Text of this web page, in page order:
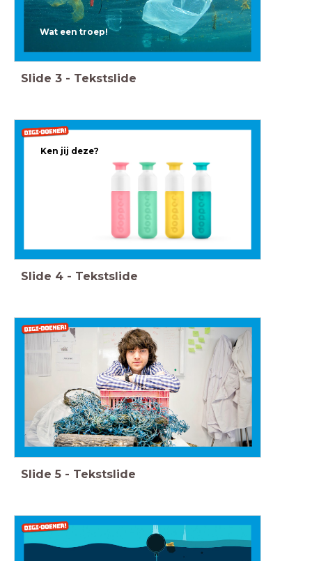
Wat een troep!
Slide 3 - Tekstslide
Ken jij deze?
Slide 4 - Tekstslide
Slide 5 - Tekstslide